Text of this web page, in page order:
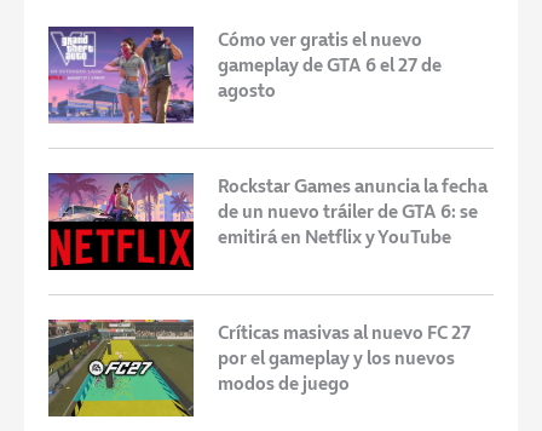
Cómo ver gratis el nuevo
gameplay de GTA 6 el 27 de
agosto
Rockstar Games anuncia la fecha
de un nuevo tráiler de GTA 6: se
emitirá en Netflix y YouTube
Críticas masivas al nuevo FC 27
por el gameplay y los nuevos
modos de juego